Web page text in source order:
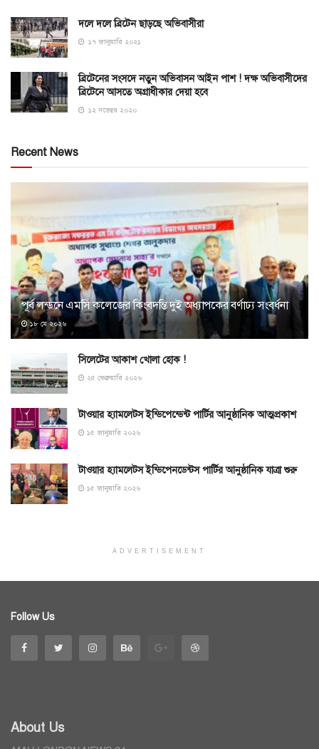
দলে দলে ব্রিটেন ছাড়ছে অভিবাসীরা
১৭ জানুয়ারি ২০২১
ব্রিটেনের সংসদে নতুন অভিবাসন আইন পাশ ! দক্ষ অভিবাসীদের
ব্রিটেনে আসতে অগ্রাধীকার দেয়া হবে
১২ নভেম্বর ২০২০
Recent News
পূর্ব লন্ডনে এমসি কলেজের কিংবদন্তি দুই অধ্যাপকের বর্ণাঢ্য সংবর্ধনা
১৮ মে ২০২৬
সিলেটের আকাশ খোলা হোক !
২৫ ফেব্রুয়ারি ২০২৬
টাওয়ার হ্যামলেটস ইন্ডিপেন্ডেন্ট পার্টির আনুষ্ঠানিক আত্মপ্রকাশ
১৫ জানুয়ারি ২০২৬
টাওয়ার হ্যামলেটস ইন্ডিপেনডেন্টস পার্টির আনুষ্ঠানিক যাত্রা শুরু
১৫ জানুয়ারি ২০২৬
ADVERTISEMENT
Follow Us
About Us